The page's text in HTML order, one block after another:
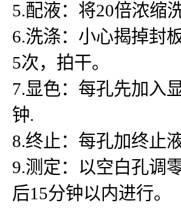
5.配液：将20倍浓缩
6.洗涤：小心揭掉封
5次，拍干。
7.显色：每孔先加入
钟.
8.终止：每孔加终止
9.测定：以空白孔调
后15分钟以内进行。